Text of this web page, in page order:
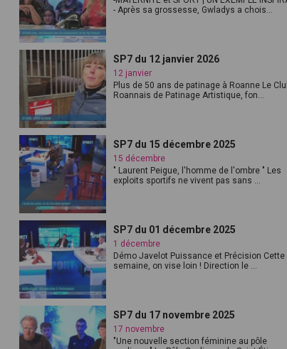
- Après sa grossesse, Gwladys a chois...
SP7 du 12 janvier 2026
12 janvier
Plus de 50 ans de patinage à Roanne Le
Roannais de Patinage Artistique, fon...
SP7 du 15 décembre 2025
15 décembre
" Laurent Peigue, l'homme de l'ombre " Les
exploits sportifs ne vivent pas sans ...
SP7 du 01 décembre 2025
1 décembre
Démo Javelot Puissance et Précision Cette
semaine, on vise loin ! Direction le ...
SP7 du 17 novembre 2025
17 novembre
"Une nouvelle section féminine au pôle